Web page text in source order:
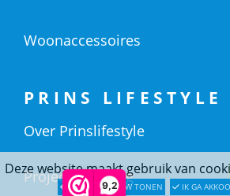
9,2
Deze website maakt gebruik van
LATER OPNIEUW TONEN IK GA
Woonaccessoires
PRINS LIFESTYLE
Over Prinslifestyle
Projectinrichting